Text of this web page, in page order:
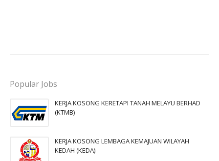
Popular Jobs
KERJA KOSONG KERETAPI TANAH MELAYU BERHAD
(KTMB)
KERJA KOSONG LEMBAGA KEMAJUAN WILAYAH
KEDAH (KEDA)